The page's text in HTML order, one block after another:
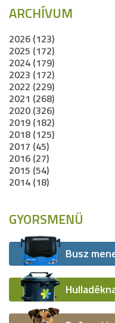
ARCHÍVUM
2026 (123)
2025 (172)
2024 (179)
2023 (172)
2022 (229)
2021 (268)
2020 (326)
2019 (182)
2018 (125)
2017 (45)
2016 (27)
2015 (54)
2014 (18)
GYORSMENÜ
Busz